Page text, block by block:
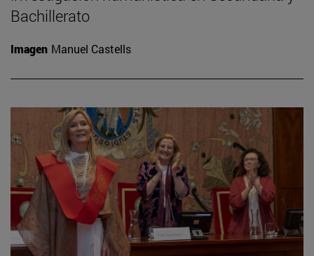
Bachillerato
Imagen Manuel Castells